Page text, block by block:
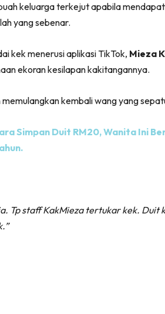
keluarga terkejut apabila
yang sebenar.
kek menerusi aplikasi TikTok, Mieza
ekoran kesilapan kakitangannya.
kembali wang yang
Simpan Duit RM20, Wanita Ini
Tp staff KakMieza tertukar kek. Duit